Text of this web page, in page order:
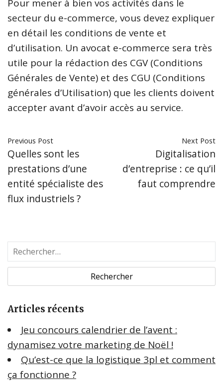
Pour mener à bien vos activités dans le
secteur du e-commerce, vous devez expliquer
en détail les conditions de vente et
d’utilisation. Un avocat e-commerce sera très
utile pour la rédaction des CGV (Conditions
Générales de Vente) et des CGU (Conditions
générales d’Utilisation) que les clients doivent
accepter avant d’avoir accès au service.
Previous Post
Quelles sont les
prestations d’une
entité spécialiste des
flux industriels ?
Next Post
Digitalisation
d’entreprise : ce qu’il
faut comprendre
e
h
r
h
e
r
Articles récents
Jeu concours calendrier de l’avent :
dynamisez votre marketing de Noël !
Qu’est-ce que la logistique 3pl et comment
ça fonctionne ?